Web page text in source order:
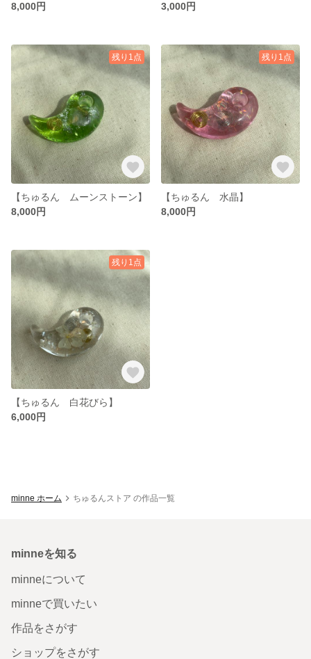
8,000円 3,000円
残り1点
【ちゅるん ムーンストーン】
8,000円
残り1点
【ちゅるん 水晶】
8,000円
残り1点
【ちゅるん 白花びら】
6,000円
minne ホーム ちゅるんストア の作品一覧
minneを知る
minneについて
minneで買いたい
作品をさがす
ショップをさがす